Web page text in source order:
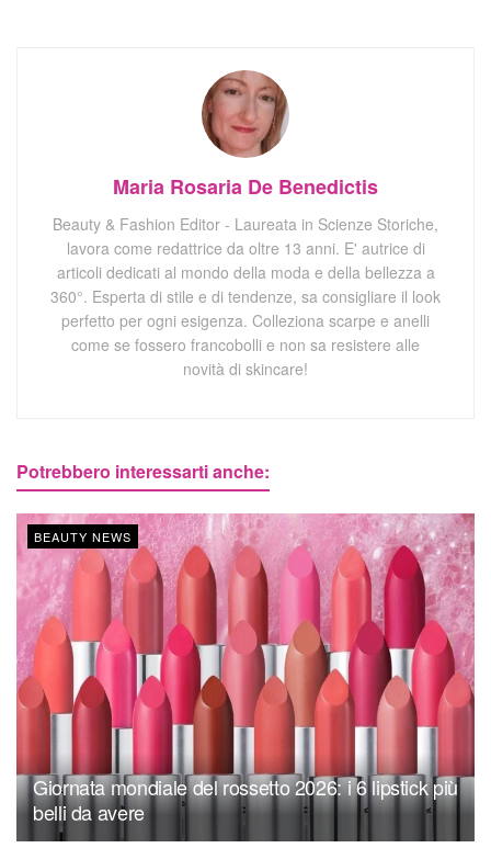
Maria Rosaria De Benedictis
Beauty & Fashion Editor - Laureata in Scienze Storiche,
lavora come redattrice da oltre 13 anni. E' autrice di
articoli dedicati al mondo della moda e della bellezza a
360°. Esperta di stile e di tendenze, sa consigliare il look
perfetto per ogni esigenza. Colleziona scarpe e anelli
come se fossero francobolli e non sa resistere alle
novità di skincare!
Potrebbero interessarti anche:
BEAUTY NEWS
Giornata mondiale del rossetto 2026: i 6 lipstick più
belli da avere